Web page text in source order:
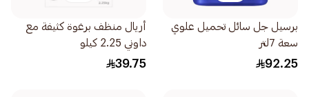
برسيل جل سائل تحميل علوي
سعة 7لتر
92.25
أريال منظف برغوة كثيفة مع
داوني 2.25 كيلو
39.75